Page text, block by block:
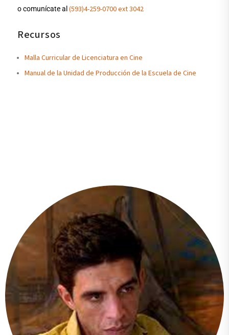
o comunícate al(593)4-259-0700 ext 3042
Recursos
Malla Curricular de Licenciatura en Cine
Manual de la Unidad de Producción de la Escuela de Cine